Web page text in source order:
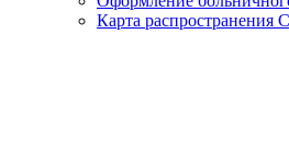
Карта распространения